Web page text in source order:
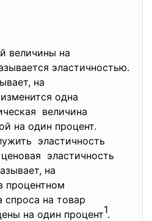
величины на
эластичностью.
на
одна
величина
на один процент.
эластичность
эластичность
на
процентном
спроса на товар
на один процент1.